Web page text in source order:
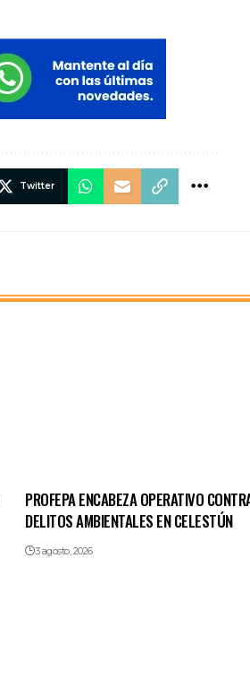
Twitter
PROFEPA ENCABEZA OPERATIVO
DELITOS AMBIENTALES EN CELESTÚN
3 agosto, 2026